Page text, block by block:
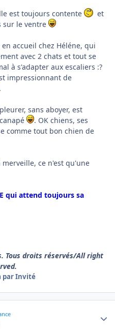
est toujours contente
et
sur le ventre
accueil chez Héléne, qui
avec 2 chats et tout se
à s'adapter aux escaliers :?
impressionnant de
.
sans aboyer, est
. OK chiens, ses
comme tout bon chien de
merveille, ce n'est qu'une
qui attend toujours sa
Tous droits réservés/All right
par Invité